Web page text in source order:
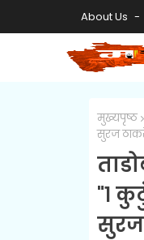
About Us
मुख्यपृष्ठ
सुरज
"१